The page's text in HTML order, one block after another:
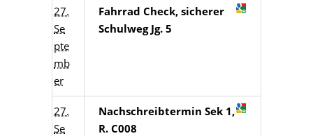
27.
Se
pte
mb
er
Fahrrad Check, sicherer
Schulweg Jg. 5
27.
Se
Nachschreibtermin Sek 1,
R. C008